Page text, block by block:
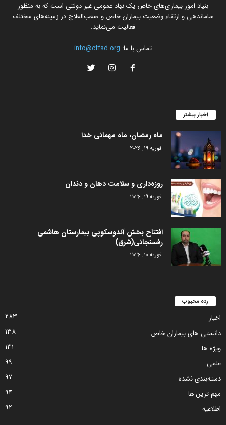
بنیاد امور بیماری‌های خاص یک نهاد عمومی غیر دولتی است که به منظور
ساماندهی و ارتقاء وضعیت بیماران خاص و صعب‌العلاج در زمینه‌های مختلف
فعالیت می‌نماید.
تماس با ما: info@cffsd.org
اخبار بیشتر
ماه رمضان، ماه مهمانی خدا
فوریه 19, 2026
روزه‌داری و سلامت دهان و دندان
فوریه 19, 2026
افتتاح بخش آندوسکوپی بیمارستان هاشمی
رفسنجانی(شرق)
فوریه 10, 2026
رده محبوب
اخبار
283
دانستی های بیماران خاص
138
ویژه ها
131
علمی
99
دسته‌بندی نشده
97
مهم ترین ها
94
اطلاعیه
92